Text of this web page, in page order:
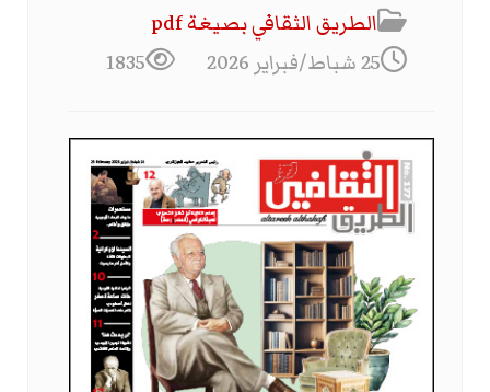
الطریق الثقافي بصیغة pdf
25 شباط/فبراير 2026
1835